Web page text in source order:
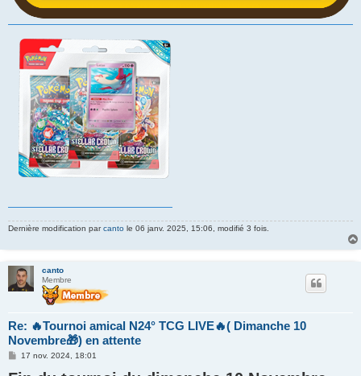
Dernière modification parcanto le 06 janv. 2025, 15:06, modifié 3 fois.
canto
Membre
Re: 🔥Tournoi amical N24° TCG LIVE🔥( Dimanche 10
Novembre🎁) en attente
M
s
17 nov. 2024, 18:01